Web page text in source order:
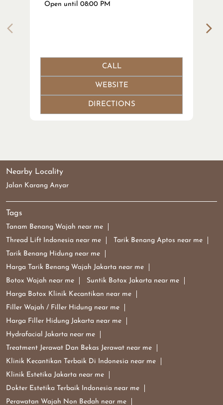
Open until 08:00 PM
CALL
WEBSITE
DIRECTIONS
Nearby Locality
Jalan Karang Anyar
Tags
Tanam Benang Wajah near me
Thread Lift Indonesia near me
Tarik Benang Aptos near me
Tarik Benang Hidung near me
Harga Tarik Benang Wajah Jakarta near me
Botox Wajah near me
Suntik Botox Jakarta near me
Harga Botox Klinik Kecantikan near me
Filler Wajah / Filler Hidung near me
Harga Filler Hidung Jakarta near me
Hydrafacial Jakarta near me
Treatment Jerawat Dan Bekas Jerawat near me
Klinik Kecantikan Terbaik Di Indonesia near me
Klinik Estetika Jakarta near me
Dokter Estetika Terbaik Indonesia near me
Perawatan Wajah Non Bedah near me